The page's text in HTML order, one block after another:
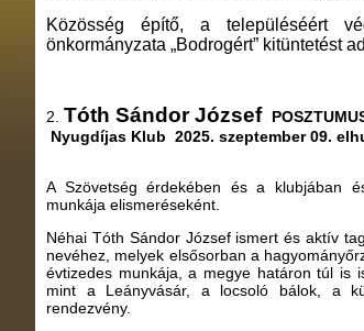
Közösség építő, a településéért
önkormányzata „Bodrogért” kitüntetést
2. Tóth Sándor József
Nyugdíjas Klub 2025. szeptember 09.
A Szövetség érdekében és a klubjában
munkája elismeréseként.
Néhai Tóth Sándor József ismert és aktív
nevéhez, melyek elsősorban a
évtizedes munkája, a megye határon túl is
mint a Leányvásár, a locsoló bálok, a
rendezvény.